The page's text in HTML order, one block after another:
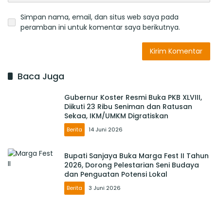
Simpan nama, email, dan situs web saya pada
peramban ini untuk komentar saya berikutnya.
Baca Juga
Gubernur Koster Resmi Buka PKB XLVIII,
Diikuti 23 Ribu Seniman dan Ratusan
Sekaa, IKM/UMKM Digratiskan
Berita 14 Juni 2026
Bupati Sanjaya Buka Marga Fest II Tahun
2026, Dorong Pelestarian Seni Budaya
dan Penguatan Potensi Lokal
Berita 3 Juni 2026